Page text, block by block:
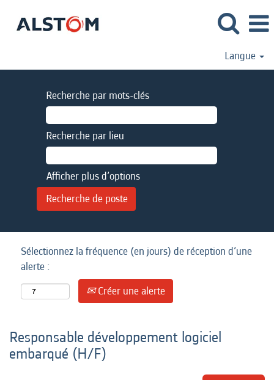
Langue
Recherche par mots-clés
Recherche par lieu
Afficher plus d’options
Sélectionnez la fréquence (en jours) de réception d’une
alerte :
Créer une alerte
Responsable développement logiciel
embarqué (H/F)